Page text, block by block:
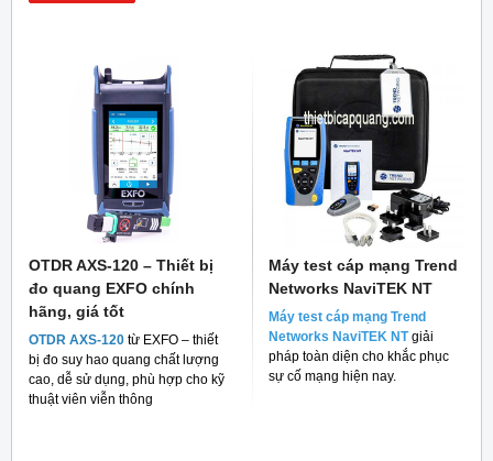
OTDR AXS-120 – Thiết bị
đo quang EXFO chính
hãng, giá tốt
OTDR AXS-120 từ EXFO – thiết
bị đo suy hao quang chất lượng
cao, dễ sử dụng, phù hợp cho kỹ
thuật viên viễn thông
Máy test cáp mạng Trend
Networks NaviTEK NT
Máy test cáp mạng Trend
Networks NaviTEK NT giải
pháp toàn diện cho khắc phục
sự cố mạng hiện nay.